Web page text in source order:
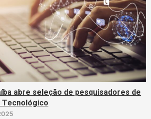
abre seleção de pesquisadores de
Tecnológico